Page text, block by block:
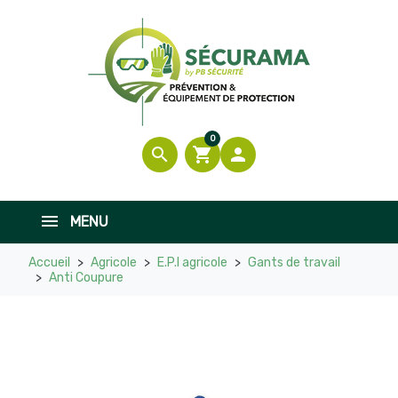
search shopping_cart
0

MENU
Accueil Agricole E.P.I agricole
Gants de travail
Anti Coupure
